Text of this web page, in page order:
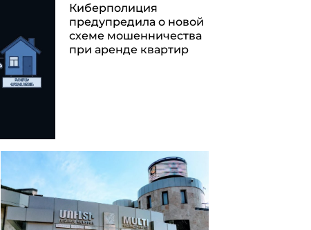
Киберполиция
предупредила о новой
схеме мошенничества
при аренде квартир